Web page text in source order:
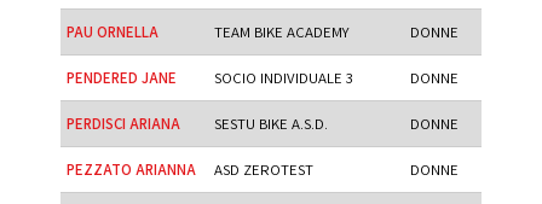
PAU ORNELLA TEAM BIKE ACADEMY DONNE
PENDERED JANE SOCIO INDIVIDUALE 3 DONNE
PERDISCI ARIANA SESTU BIKE A.S.D. DONNE
PEZZATO ARIANNA ASD ZEROTEST DONNE